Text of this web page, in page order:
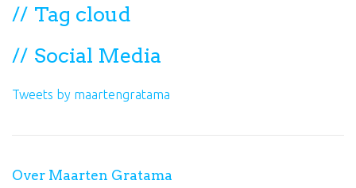
Tag cloud
Social Media
Tweets by maartengratama
Over Maarten Gratama